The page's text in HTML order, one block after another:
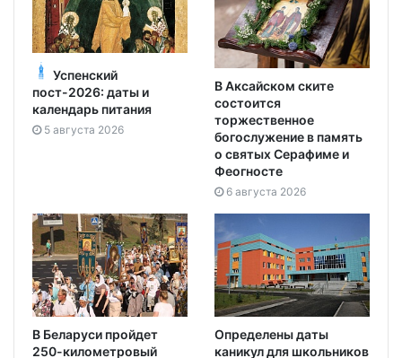
Успенский
пост-2026: даты и
календарь питания
5 августа 2026
В Аксайском ските
состоится
торжественное
богослужение в память
о святых Серафиме и
Феогносте
6 августа 2026
В Беларуси пройдет
250-километровый
Определены даты
каникул для школьников